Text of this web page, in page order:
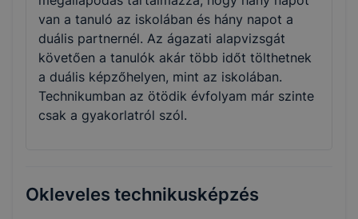
van a tanuló az iskolában és hány napot a
duális partnernél. Az ágazati alapvizsgát
követően a tanulók akár több időt tölthetnek
a duális képzőhelyen, mint az iskolában.
Technikumban az ötödik évfolyam már szinte
csak a gyakorlatról szól.
Okleveles technikusképzés